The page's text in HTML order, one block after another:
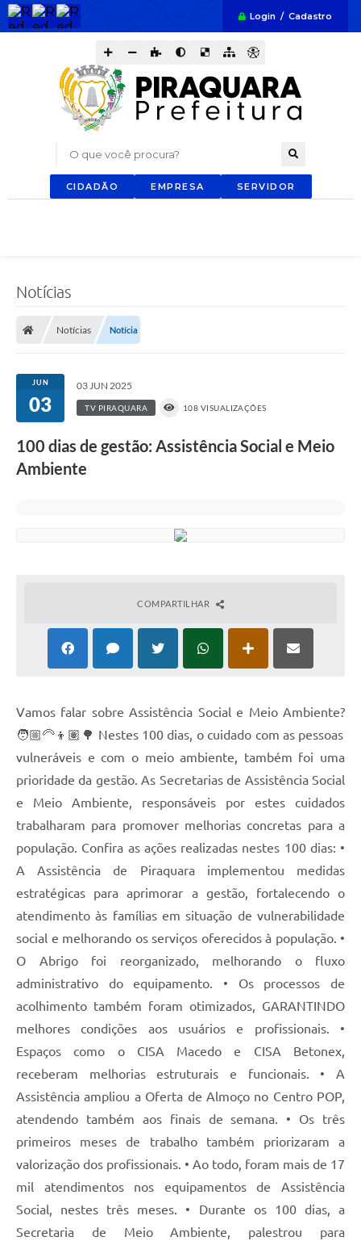
Login / Cadastro
O que você procura?
CIDADÃO EMPRESA SERVIDOR
Notícias
Notícias Notícia
JUN
03
03 JUN 2025
TV PIRAQUARA 108 VISUALIZAÇÕES
100 dias de gestão: Assistência Social e Meio
Ambiente
COMPARTILHAR
Vamos falar sobre Assistência Social e Meio Ambiente?
🧑🏼‍🦳👦🏽🌳 Nestes 100 dias, o cuidado com as pessoas
vulneráveis e com o meio ambiente, também foi uma
prioridade da gestão. As Secretarias de Assistência Social
e Meio Ambiente, responsáveis por estes cuidados
trabalharam para promover melhorias concretas para a
população. Confira as ações realizadas nestes 100 dias: •
A Assistência de Piraquara implementou medidas
estratégicas para aprimorar a gestão, fortalecendo o
atendimento às famílias em situação de vulnerabilidade
social e melhorando os serviços oferecidos à população. •
O Abrigo foi reorganizado, melhorando o fluxo
administrativo do equipamento. • Os processos de
acolhimento também foram otimizados, GARANTINDO
melhores condições aos usuários e profissionais. •
Espaços como o CISA Macedo e CISA Betonex,
receberam melhorias estruturais e funcionais. • A
Assistência ampliou a Oferta de Almoço no Centro POP,
atendendo também aos finais de semana. • Os três
primeiros meses de trabalho também priorizaram a
valorização dos profissionais. • Ao todo, foram mais de 17
mil atendimentos nos equipamentos de Assistência
Social, nestes três meses. • Durante os 100 dias, a
Secretaria de Meio Ambiente, palestrou para